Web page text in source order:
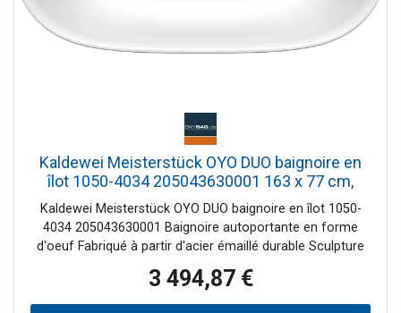
Kaldewei Meisterstück OYO DUO baignoire en
îlot 1050-4034 205043630001 163 x 77 cm,
avec trop-plein, blanc alpin
Kaldewei Meisterstück OYO DUO baignoire en îlot 1050-
4034 205043630001 Baignoire autoportante en forme
d'oeuf Fabriqué à partir d'acier émaillé durable Sculpture
au design gracieux - semble presque flotter dans l'espace
Deux inclinaisons de dos identiques Avec bonde centrale à
ouverture par poussée, avec couvercle de bonde en émail
3 494,87 €